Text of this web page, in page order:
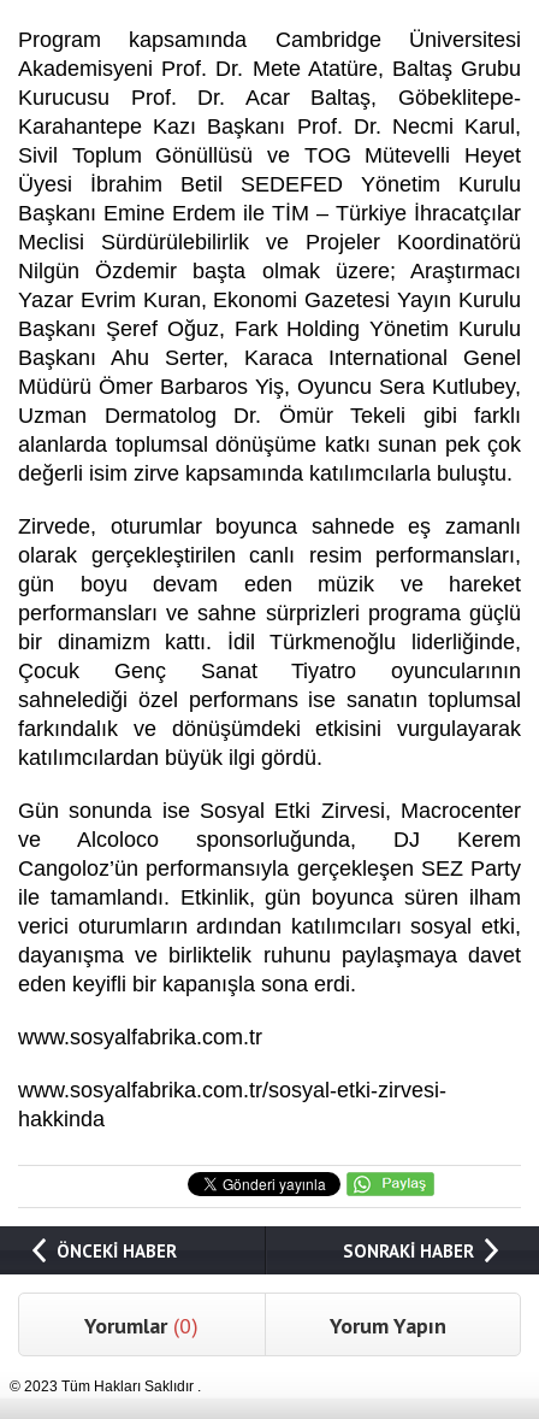
Program kapsamında Cambridge Üniversitesi
Akademisyeni Prof. Dr. Mete Atatüre, Baltaş Grubu
Kurucusu Prof. Dr. Acar Baltaş, Göbeklitepe-
Karahantepe Kazı Başkanı Prof. Dr. Necmi Karul,
Sivil Toplum Gönüllüsü ve TOG Mütevelli Heyet
Üyesi İbrahim Betil SEDEFED Yönetim Kurulu
Başkanı Emine Erdem ile TİM – Türkiye İhracatçılar
Meclisi Sürdürülebilirlik ve Projeler Koordinatörü
Nilgün Özdemir başta olmak üzere; Araştırmacı
Yazar Evrim Kuran, Ekonomi Gazetesi Yayın Kurulu
Başkanı Şeref Oğuz, Fark Holding Yönetim Kurulu
Başkanı Ahu Serter, Karaca International Genel
Müdürü Ömer Barbaros Yiş, Oyuncu Sera Kutlubey,
Uzman Dermatolog Dr. Ömür Tekeli gibi farklı
alanlarda toplumsal dönüşüme katkı sunan pek çok
değerli isim zirve kapsamında katılımcılarla buluştu.
Zirvede, oturumlar boyunca sahnede eş zamanlı
olarak gerçekleştirilen canlı resim performansları,
gün boyu devam eden müzik ve hareket
performansları ve sahne sürprizleri programa güçlü
bir dinamizm kattı. İdil Türkmenoğlu liderliğinde,
Çocuk Genç Sanat Tiyatro
oyuncularının
sahnelediği özel performans ise sanatın toplumsal
farkındalık ve dönüşümdeki etkisini vurgulayarak
katılımcılardan büyük ilgi gördü.
Gün sonunda ise Sosyal Etki Zirvesi, Macrocenter
ve Alcoloco sponsorluğunda, DJ Kerem
Cangoloz’ün performansıyla gerçekleşen SEZ Party
ile tamamlandı. Etkinlik, gün boyunca süren ilham
verici oturumların ardından katılımcıları sosyal etki,
dayanışma ve birliktelik ruhunu paylaşmaya davet
eden keyifli bir kapanışla sona erdi.
www.sosyalfabrika.com.tr
www.sosyalfabrika.com.tr/sosyal-etki-zirvesi-
hakkinda
ÖNCEKİ HABER SONRAKİ HABER
Yorumlar (0) Yorum Yapın
© 2023 Tüm Hakları Saklıdır .